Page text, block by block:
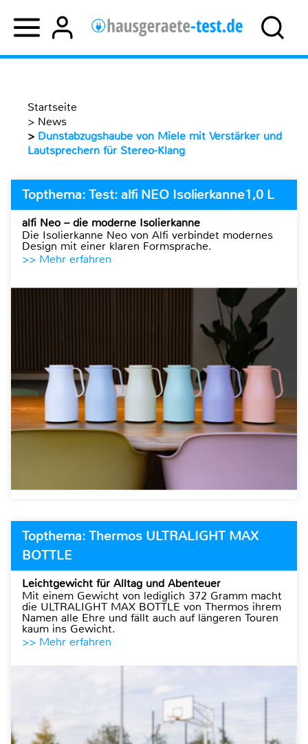
Startseite
> News
> Dunstabzugshaube von Miele mit Verstärker und
Lautsprechern für Stereo-Klang
Topthema: Test: alfi NEO Isolierkanne1,0 L
alfi Neo – die moderne Isolierkanne
Die Isolierkanne Neo von Alfi verbindet modernes
Design mit einer klaren Formsprache.
>> Mehr erfahren
Topthema: Thermos ULTRALIGHT MAX
BOTTLE
Leichtgewicht für Alltag und Abenteuer
Mit einem Gewicht von lediglich 372 Gramm macht
die ULTRALIGHT MAX BOTTLE von Thermos ihrem
Namen alle Ehre und fällt auch auf längeren Touren
kaum ins Gewicht.
>> Mehr erfahren